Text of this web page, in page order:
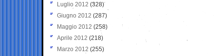
Luglio 2012 (328)
Giugno 2012 (287)
Maggio 2012 (258)
Aprile 2012 (218)
Marzo 2012 (255)